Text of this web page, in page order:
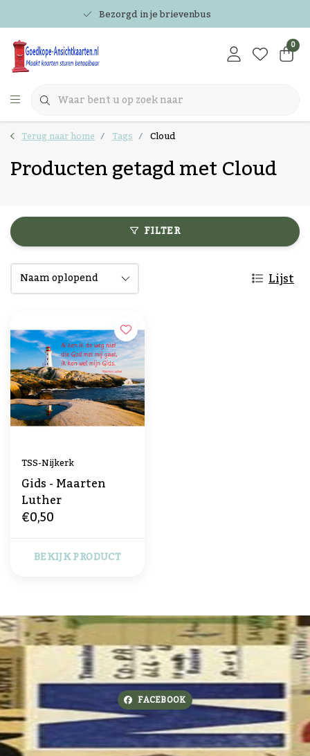
Bezorgd in je brievenbus
0
Terug naar home Tags Cloud
Producten getagd met Cloud
FILTER
Lijst
TSS-Nijkerk
Gids - Maarten
Luther
€0,50
BEKIJK PRODUCT
FACEBOOK